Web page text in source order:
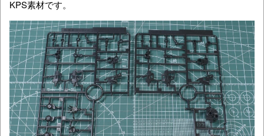
KPS素材です。